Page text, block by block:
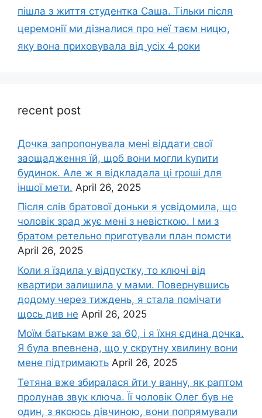
пішла з життя студентка Саша. Тільки після
церемонії ми дізналися про неї таєм ницю,
яку вона приховувала від усіх 4 роки
recent post
Дочка запpопонувала мені віддати свої
заощадження їй, щоб вони могли kупити
будинок. Але ж я відкладала ці rроші для
іншої мети. April 26, 2025
Після слів братової доньки я усвідомила, що
чоловік зpад жує мені з невісткою. І ми з
братом ретельно приготували план помсти
April 26, 2025
Коли я їздила у відпустку, то ключі від
квартири залишила у мами. Повернувшись
додому через тиждень, я стала помічати
щось див не April 26, 2025
Моїм батькам вже за 60, і я їхня єдина дочка.
Я була впевнена, що у скрутну хвилину вони
мене підтримають April 26, 2025
Тетяна вже збиралася йти у ванну, як раптом
пролунав звук ключа. Її чоловік Олег був не
один, з якоюсь дівчиною, вони попрямували